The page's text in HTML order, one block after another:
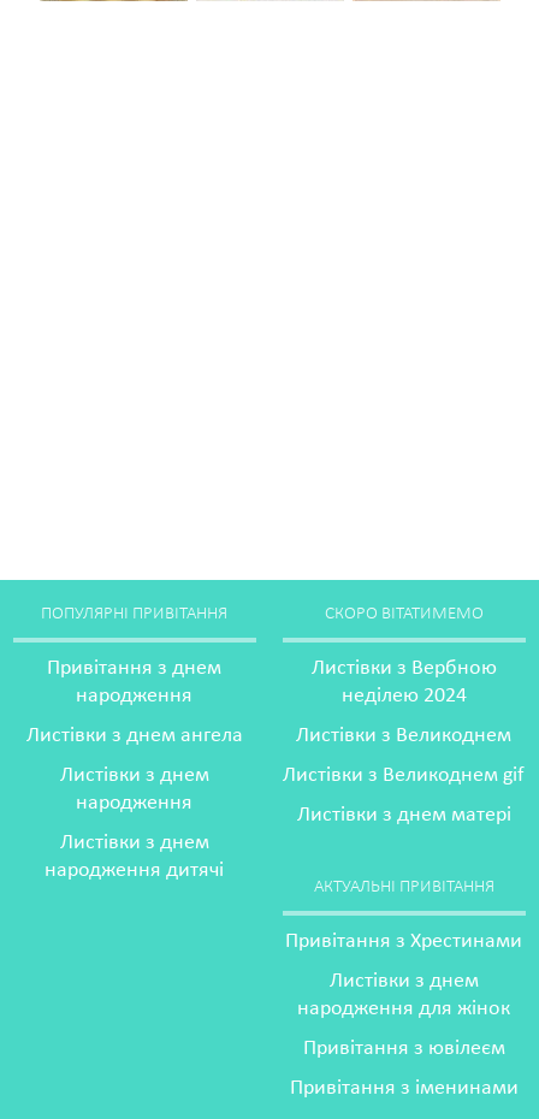
ПОПУЛЯРНІ ПРИВІТАННЯ
Привітання з днем
народження
Листівки з днем ангела
Листівки з днем
народження
Листівки з днем
народження дитячі
СКОРО ВІТАТИМЕМО
Листівки з Вербною
неділею 2024
Листівки з Великоднем
Листівки з Великоднем gif
Листівки з днем матері
АКТУАЛЬНІ ПРИВІТАННЯ
Привітання з Хрестинами
Листівки з днем
народження для жінок
Привітання з ювілеєм
Привітання з іменинами